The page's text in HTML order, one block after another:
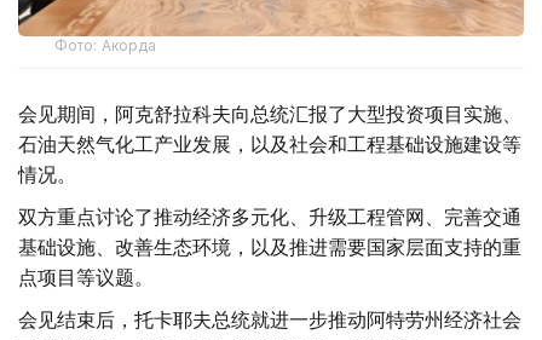
Фото: Акорда
会见期间，阿克舒拉科夫向总统汇报了大型投资项目实施、
石油天然气化工产业发展，以及社会和工程基础设施建设等
情况。
双方重点讨论了推动经济多元化、升级工程管网、完善交通
基础设施、改善生态环境，以及推进需要国家层面支持的重
点项目等议题。
会见结束后，托卡耶夫总统就进一步推动阿特劳州经济社会